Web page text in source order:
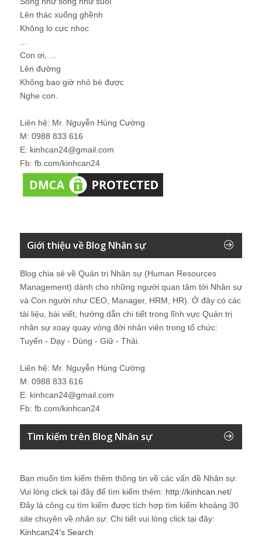
Lên thác xuống ghềnh
Không lo cực nhọc
Con ơi, ...
Lên đường
Không bao giờ nhỏ bé được
Nghe con.
Liên hệ: Mr. Nguyễn Hùng Cường
M: 0988 833 616
E: kinhcan24@gmail.com
Fb: fb.com/kinhcan24
Giới thiệu về Blog Nhân sự
Blog chia sẻ về Quản trị Nhân sự (Human Resources
Management) dành cho những người quan tâm tới Nhân sự
và Con người như CEO, Manager, HRM, HR). Ở đây có các
tài liệu, bài viết, hướng dẫn chi tiết trong lĩnh vực Quản trị
nhân sự xoay quay vòng đời nhân viên trong tổ chức:
Tuyển - Dạy - Dùng - Giữ - Thải.
Liên hệ: Mr. Nguyễn Hùng Cường
M: 0988 833 616
E: kinhcan24@gmail.com
Fb: fb.com/kinhcan24
Tìm kiếm trên Blog Nhân sự
Bạn muốn tìm kiếm thêm thông tin về các vấn đề Nhân sự
Vui lòng click tại đây để tìm kiếm thêm: http://kinhcan.net/
Đây là công cụ tìm kiếm được tích hợp tìm kiếm khoảng 30
site chuyên về nhân sự. Chi tiết vui lòng click tại đây:
Kinhcan24′s Search